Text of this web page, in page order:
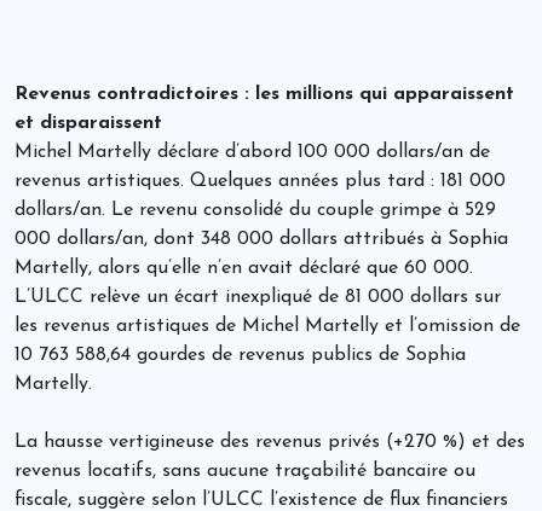
Revenus contradictoires : les millions qui apparaissent
et disparaissent
Michel Martelly déclare d’abord 100 000 dollars/an de
revenus artistiques. Quelques années plus tard : 181 000
dollars/an. Le revenu consolidé du couple grimpe à 529
000 dollars/an, dont 348 000 dollars attribués à Sophia
Martelly, alors qu’elle n’en avait déclaré que 60 000.
L’ULCC relève un écart inexpliqué de 81 000 dollars sur
les revenus artistiques de Michel Martelly et l’omission de
10 763 588,64 gourdes de revenus publics de Sophia
Martelly.
La hausse vertigineuse des revenus privés (+270 %) et des
revenus locatifs, sans aucune traçabilité bancaire ou
fiscale, suggère selon l’ULCC l’existence de flux financiers